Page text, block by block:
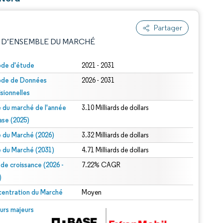
Partager
DU MARCHÉ
d'étude 2021 - 2031
de Données
2026 - 2031
du marché de l'année
(2025)
3.10 Milliards de dollars
du Marché (2026) 3.32 Milliards de dollars
du Marché (2031) 4.71 Milliards de dollars
croissance (2026 -
7.22% CAGR
du Marché Moyen
majeurs
© Mordor Intelligence. La réutilisation nécessite une attribution sous CC BY 4.0.
sous CC BY 4.0.